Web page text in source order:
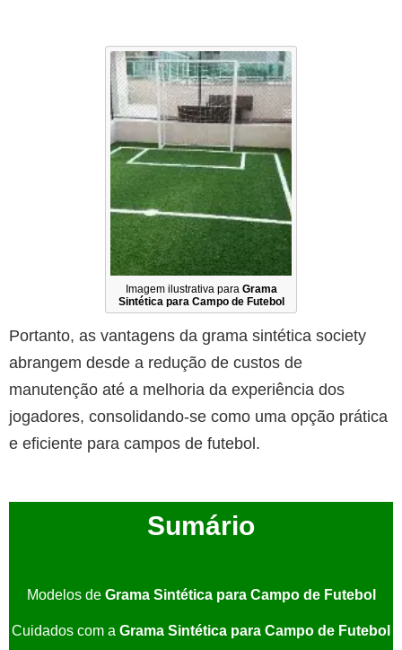
Imagem ilustrativa para Grama
Sintética para Campo de Futebol
Portanto, as vantagens da grama sintética society
abrangem desde a redução de custos de
manutenção até a melhoria da experiência dos
jogadores, consolidando-se como uma opção prática
e eficiente para campos de futebol.
Sumário
Modelos de Grama Sintética para Campo de Futebol
Cuidados com a Grama Sintética para Campo de Futebol